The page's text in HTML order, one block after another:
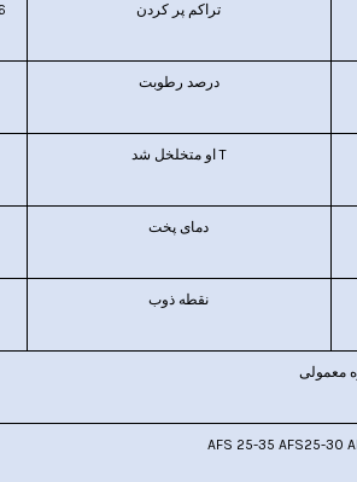
تراکم پر کردن
درصد رطوبت
T او متخلخل شد
دمای پخت
نقطه ذوب
معمولی
AFS 25-35 AFS25-30